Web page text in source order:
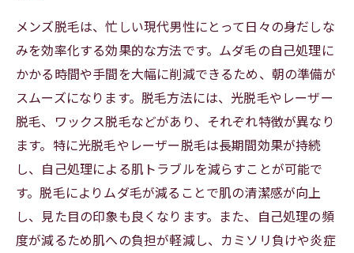
メンズ脱毛は、忙しい現代男性にとって日々の身だしな
みを効率化する効果的な方法です。ムダ毛の自己処理に
かかる時間や手間を大幅に削減できるため、朝の準備が
スムーズになります。脱毛方法には、光脱毛やレーザー
脱毛、ワックス脱毛などがあり、それぞれ特徴が異なり
ます。特に光脱毛やレーザー脱毛は長期間効果が持続
し、自己処理による肌トラブルを減らすことが可能で
す。脱毛によりムダ毛が減ることで肌の清潔感が向上
し、見た目の印象も良くなります。また、自己処理の頻
度が減るため肌への負担が軽減し、カミソリ負けや炎症